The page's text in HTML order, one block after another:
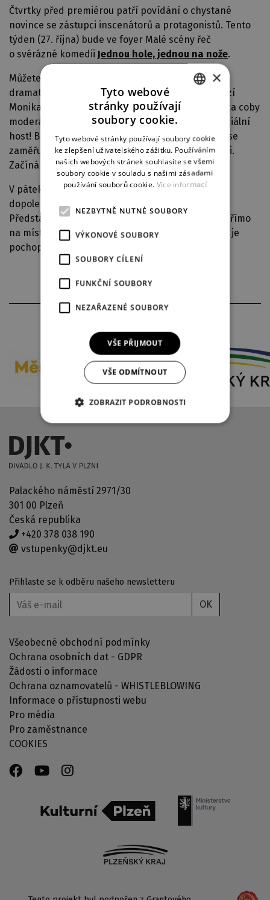
Čtvrtky před premiérou patří povídání o chystané
novince se zástupci inscenátorů a protagonistů. Tento
týden (27. října) bude ve foyer Malé scény řeč
o svérázné komedii Jednou hole, jednou na nože.
Můžete se těšit na režisérku Aminatu Keitu,
dramaturgyni Kláru Špičkovou a z řad herců dorazí
Monika Švábová, Matyáš Darnady a Martin Zahálka coby
moderátor setkání. Tentokrát se připojí také speciální
host! Bude jím paní Mgr. Radka Prokešová, která se
zaměřuje na vzdělávání dospělých a sociální práci.
Začínáme v 18.00 a vstup je zdarma.
V pátek pak můžete s inscenací strávit příjemné
dopoledne, a to na
veřejné generální zkoušce
Představení začne v
11.00, vstupenky zakoupíte přímo
na místě. Malá scéna se otevře v10.30
a kapacita je
pochopitelně omezená.
Palackého náměstí 2971/30
301 00 Plzeň
Česká republika
+420 378 038 190
vstupenky@djkt.eu
Přihlaste se k odběru našeho newsletteru
OK
Všeobecné obchodní podmínky
Ochrana osobních dat - GDPR
Žádosti o informace
Ochrana oznamovatelů - WHISTLEBLOWING
Informace o přístupnosti webu
Pro média
Pro zaměstnance
COOKIES
GERMAN
×
Tyto webové
stránky používají
soubory cookie.
Tyto webové stránky používají soubory cookie
ke zlepšení uživatelského zážitku. Používáním
našich webových stránek souhlasíte se všemi
soubory cookie v souladu s našimi zásadami
používání souborů cookie. Více informací
NEZBYTNĚ NUTNÉ SOUBORY
VÝKONOVÉ SOUBORY
SOUBORY CÍLENÍ
FUNKČNÍ SOUBORY
NEZAŘAZENÉ SOUBORY
VŠE PŘIJMOUT
VŠE ODMÍTNOUT
ZOBRAZIT PODROBNOSTI